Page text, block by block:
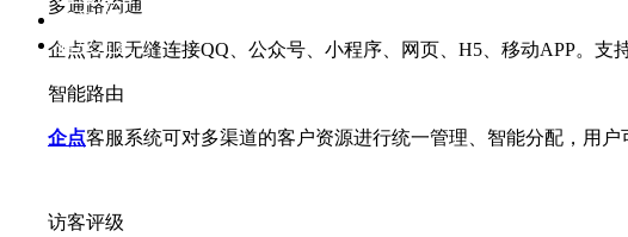
新闻动态
解决方案
多通路沟通
企点客服无缝连接QQ、公众号、小程序、网页、H5、移动APP。支
智能路由
企点客服系统可对多渠道的客户资源进行统一管理、智能分配，用户
访客评级